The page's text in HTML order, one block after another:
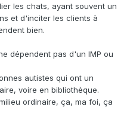
les chats, ayant souvent un
et d'inciter les clients à
bien.
dépendent pas d'un IMP ou
autistes qui ont un
voire en bibliothèque.
ordinaire, ça, ma foi, ça